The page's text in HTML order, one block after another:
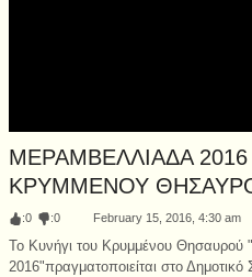
ΜΕΡΑΜΒΕΛΛΙΑΔΑ
ΚΡΥΜΜΕΝΟΥ
:0 :0 February 15, 2016, 4:30 am
Το Κυνήγι του Κρυμμένου Θησαυρού
2016"πραγματοποιείται στο